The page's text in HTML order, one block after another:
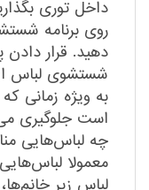
داخل توری
روی برنامه
دهید. قرار
شستشوی لباس
به ویژه زمانی
است جلوگیری
چه لباس‌هایی
معمولا
لباس زیر